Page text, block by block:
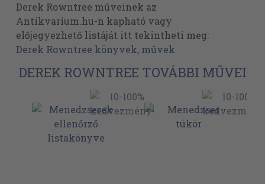
Derek Rowntree műveinek az
Antikvarium.hu-n kapható vagy
előjegyezhető listáját itt tekintheti meg:
Derek Rowntree könyvek, művek
DEREK ROWNTREE TOVÁBBI MŰVEI